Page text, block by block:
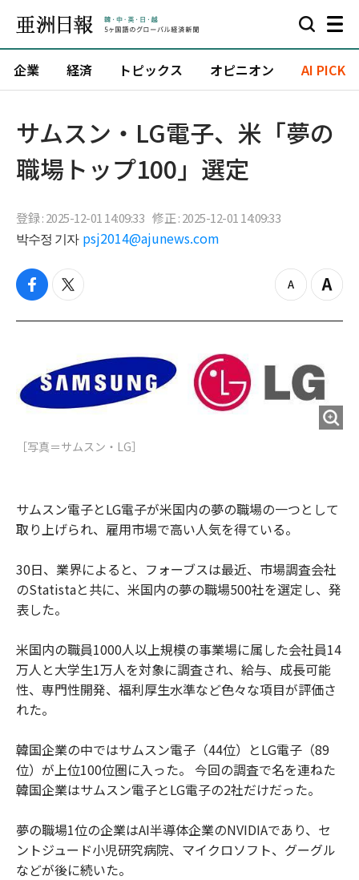
企業 経済 トピックス オピニオン AI PICK
サムスン・LG電子、米「夢の
職場トップ100」選定
登録 : 2025-12-01 14:09:33 修正 : 2025-12-01 14:09:33
박수정 기자 psj2014@ajunews.com
f
c
o
t
i
e
r
z
o
u
t
Z
o
［写真＝サムスン・LG］
サムスン電子とLG電子が米国内の夢の職場の一つとして
取り上げられ、雇用市場で高い人気を得ている。
30日、業界によると、フォーブスは最近、市場調査会社
のStatistaと共に、米国内の夢の職場500社を選定し、発
表した。
米国内の職員1000人以上規模の事業場に属した会社員14
万人と大学生1万人を対象に調査され、給与、成長可能
性、専門性開発、福利厚生水準など色々な項目が評価さ
れた。
韓国企業の中ではサムスン電子（44位）とLG電子（89
位）が上位100位圏に入った。 今回の調査で名を連ねた
韓国企業はサムスン電子とLG電子の2社だけだった。
夢の職場1位の企業はAI半導体企業のNVIDIAであり、セ
ントジュード小児研究病院、マイクロソフト、グーグル
などが後に続いた。